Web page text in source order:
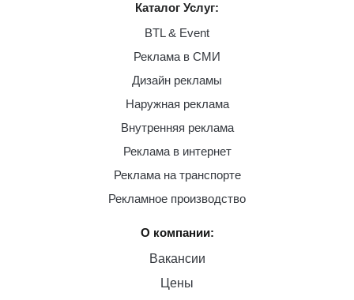
Каталог Услуг:
BTL & Event
Реклама в СМИ
Дизайн рекламы
Наружная реклама
Внутренняя реклама
Реклама в интернет
Реклама на транспорте
Рекламное производство
О компании:
Вакансии
Цены